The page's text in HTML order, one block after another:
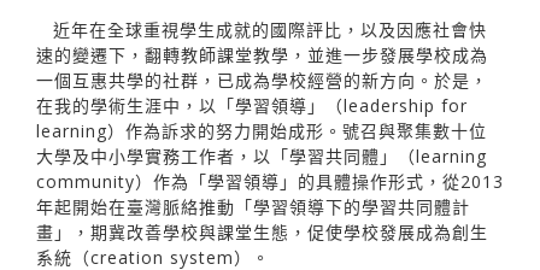
近年在全球重視學生成就的國際評比，以及因應社會快
速的變遷下，翻轉教師課堂教學，並進一步發展學校成為
一個互惠共學的社群，已成為學校經營的新方向。於是，
在我的學術生涯中，以「學習領導」（leadership for
learning）作為訴求的努力開始成形。號召與聚集數十位
大學及中小學實務工作者，以「學習共同體」（learning
community）作為「學習領導」的具體操作形式，從2013
年起開始在臺灣脈絡推動「學習領導下的學習共同體計
畫」，期冀改善學校與課堂生態，促使學校發展成為創生
系統（creation system）。